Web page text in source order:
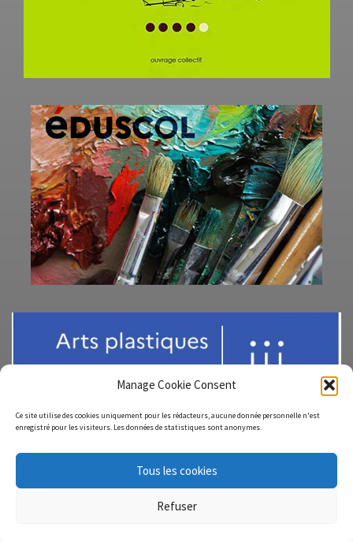
Manage Cookie Consent
Ce site utilise des cookies uniquement pour les rédacteurs, aucune donnée personnelle n'est
enregistré pour les visiteurs. Les données de statistiques sont anonymes.
Tous les cookies
Refuser